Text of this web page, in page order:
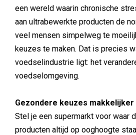
een wereld waarin chronische
aan ultrabewerkte producten de
veel mensen simpelweg te
keuzes te maken. Dat is precies
voedselindustrie ligt: het
voedselomgeving.
Gezondere keuzes
Stel je een supermarkt voor waar
producten altijd op ooghoogte